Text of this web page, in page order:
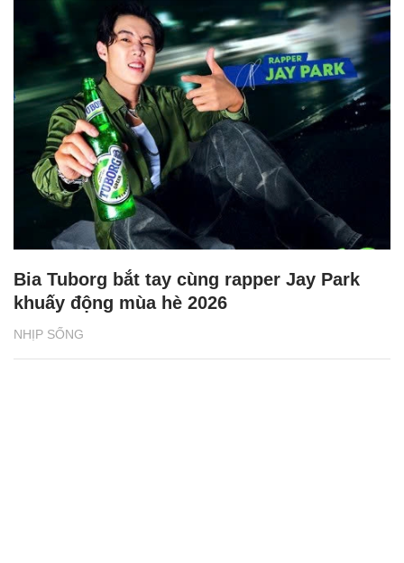
NHỊP SỐNG
Bia Tuborg bắt tay cùng rapper Jay Park
khuấy động mùa hè 2026